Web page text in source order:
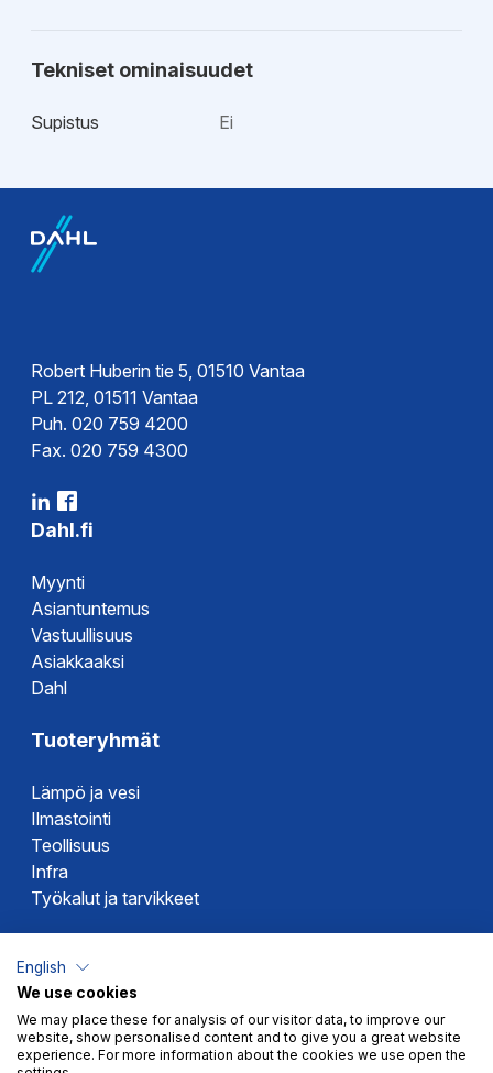
Tekniset ominaisuudet
Supistus Ei
Tekninen esite
Tekninen esite
Sertifikaatit
Sertifikaatit
Asennusohje
Robert Huberin tie 5, 01510 Vantaa
PL 212, 01511 Vantaa
Puh. 020 759 4200
Fax. 020 759 4300
Dahl.fi
Myynti
Asiantuntemus
Vastuullisuus
Asiakkaaksi
Dahl
Tuoteryhmät
Lämpö ja vesi
Ilmastointi
Teollisuus
Infra
Työkalut ja tarvikkeet
Altech
Alterna
Novipro
English
We use cookies
We may place these for analysis of our visitor data, to improve our
website, show personalised content and to give you a great website
experience. For more information about the cookies we use open the